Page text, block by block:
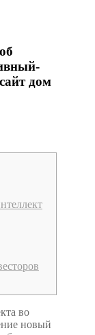
дом
во
новый